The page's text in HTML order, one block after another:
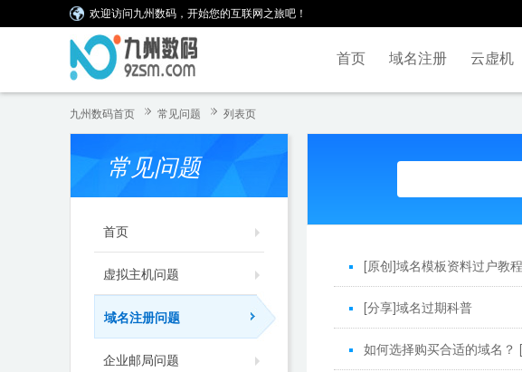
欢迎访问九州数码，开始您的互联网之旅吧！
首页 域名注册 云虚机
九州数码首页 常见问题 列表页
常见问题
首页
虚拟主机问题
域名注册问题
企业邮局问题
[原创]域名模板资料过户教程
[分享]域名过期科普
如何选择购买合适的域名？